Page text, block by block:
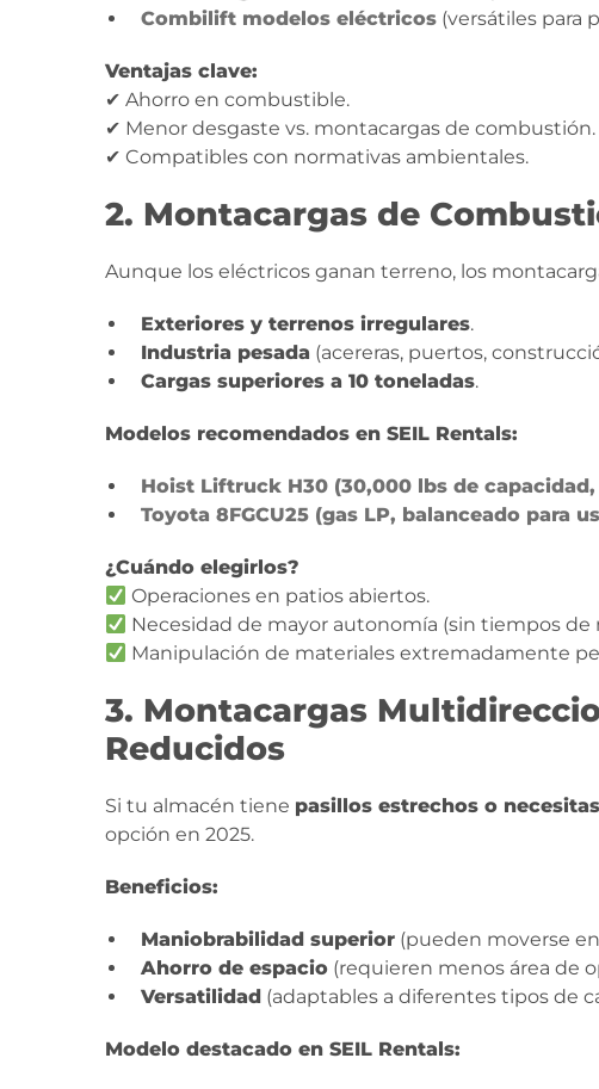
Combilift modelos eléctricos (versátiles para
Ventajas clave:
✔ Ahorro en combustible.
✔ Menor desgaste vs. montacargas de combustión.
✔ Compatibles con normativas ambientales.
2. Montacargas de
Aunque los eléctricos ganan terreno, los
Exteriores y terrenos irregulares.
Industria pesada (acereras, puertos,
Cargas superiores a 10 toneladas.
Modelos recomendados en SEIL Rentals:
Hoist Liftruck H30 (30,000 lbs de
Toyota 8FGCU25 (gas LP, balanceado para
¿Cuándo elegirlos?
Operaciones en patios abiertos.
Necesidad de mayor autonomía (sin tiempos de
Manipulación de materiales extremadamente
3. Montacargas
Reducidos
Si tu almacén tiene pasillos estrechos o
opción en 2025.
Beneficios:
Maniobrabilidad superior (pueden moverse
Ahorro de espacio (requieren menos área de
Versatilidad (adaptables a diferentes tipos de
Modelo destacado en SEIL Rentals: